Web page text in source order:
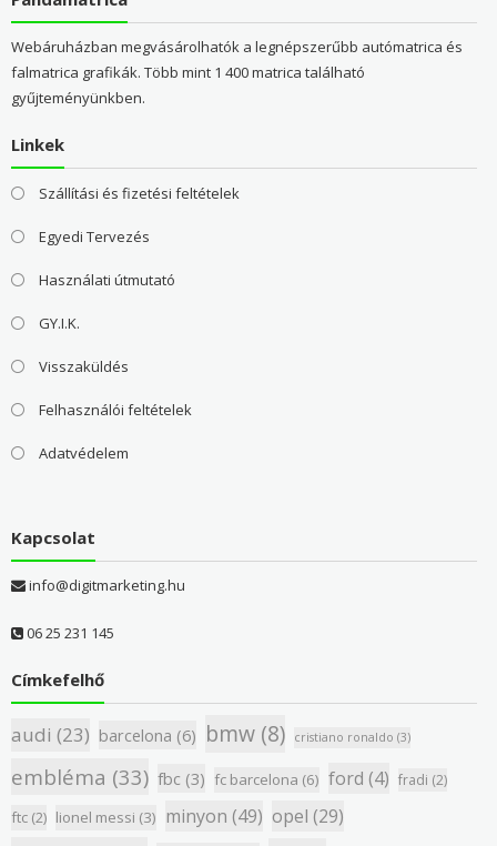
Webáruházban megvásárolhatók a legnépszerűbb autómatrica és
falmatrica grafikák. Több mint 1 400 matrica található
gyűjteményünkben.
Linkek
Szállítási és fizetési feltételek
Egyedi Tervezés
Használati útmutató
GY.I.K.
Visszaküldés
Felhasználói feltételek
Adatvédelem
Kapcsolat
info@digitmarketing.hu
06 25 231 145
Címkefelhő
audi (23) barcelona (6) bmw(8) cristiano ronaldo (3)
embléma (33) fbc (3) fc barcelona (6) ford (4) fradi (2)
ftc(2) lionel messi (3) minyon (49) opel (29)